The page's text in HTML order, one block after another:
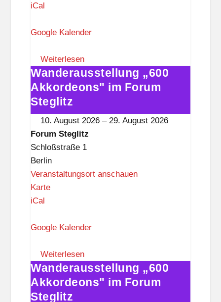
u
S
t
e
g
l
i
t
z
iCal
Google Kalender
Weiterlesen
Wanderausstellung
„600
Akkordeons"
im
Forum
Steglitz
Wanderausstellung „600
Akkordeons" im Forum
Steglitz
10. August 2026 –29. August 2026
Forum Steglitz
Schloßstraße 1
Berlin
Veranstaltungsort anschauen
KarteF
u
S
t
e
g
iCal
Google Kalender
Weiterlesen
Wanderausstellung
„600
Akkordeons"
Wanderausstellung „600
Akkordeons" im Forum
Steglitz